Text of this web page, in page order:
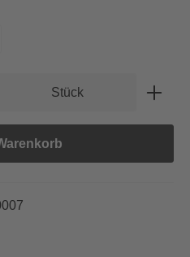
den gewünschten
Stück